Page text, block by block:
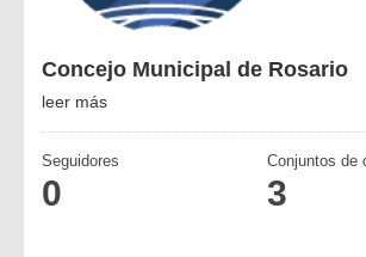
Concejo Municipal de Rosario
leer más
Seguidores
0
Conjuntos de
3